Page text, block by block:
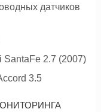
датчиков
SantaFe 2.7 (2007)
3.5